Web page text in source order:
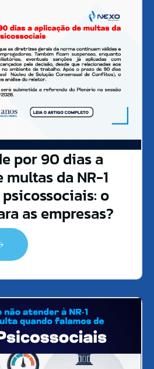
por 90 dias a
da NR-1
o
as empresas?